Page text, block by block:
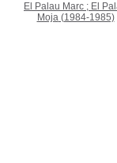
El Palau Marc ; El
Moja(1984-1985)